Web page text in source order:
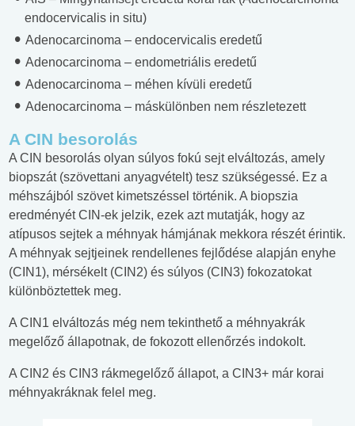
endocervicalis in situ)
Adenocarcinoma – endocervicalis eredetű
Adenocarcinoma – endometriális eredetű
Adenocarcinoma – méhen kívüli eredetű
Adenocarcinoma – máskülönben nem részletezett
A CIN besorolás
A CIN besorolás olyan súlyos fokú sejt elváltozás, amely
biopszát (szövettani anyagvételt) tesz szükségessé. Ez a
méhszájból szövet kimetszéssel történik. A biopszia
eredményét CIN-ek jelzik, ezek azt mutatják, hogy az
atípusos sejtek a méhnyak hámjának mekkora részét érintik.
A méhnyak sejtjeinek rendellenes fejlődése alapján enyhe
(CIN1), mérsékelt (CIN2) és súlyos (CIN3) fokozatokat
különböztettek meg.
A CIN1 elváltozás még nem tekinthető a méhnyakrák
megelőző állapotnak, de fokozott ellenőrzés indokolt.
A CIN2 és CIN3 rákmegelőző állapot, a CIN3+ már korai
méhnyakráknak felel meg.